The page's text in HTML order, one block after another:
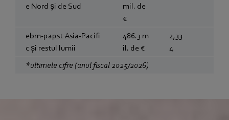
e Nord și de Sud
mil. de
€
ebm‑papst Asia-Pacifi
c și restul lumii
486.3 m
il. de €
2,33
4
*ultimele cifre (anul fiscal 2025/2026)